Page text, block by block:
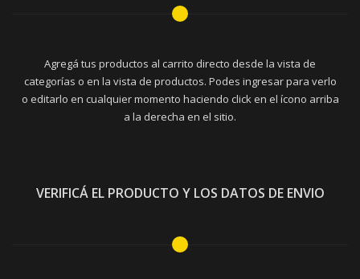
Agregá tus productos al carrito directo desde la vista de
categorías o en la vista de productos. Podes ingresar para verlo
o editarlo en cualquier momento haciendo click en el ícono arriba
a la derecha en el sitio.
VERIFICÁ EL PRODUCTO Y LOS DATOS DE ENVIO